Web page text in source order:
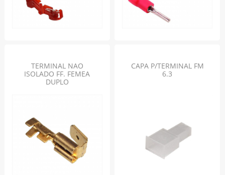
TERMINAL NAO
ISOLADO FF. FEMEA
DUPLO
CAPA P/TERMINAL FM
6.3